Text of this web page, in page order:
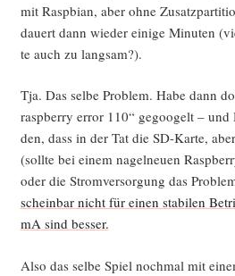
mit Raspbi­an, aber ohne
dau­ert dann wie­der eini­ge Minu­ten
te auch zu langsam?).
Tja. Das sel­be Pro­blem. Habe dann
raspber­ry error 110“ gegoo­gelt –
den, dass in der Tat die SD-Kar­te,
(soll­te bei einem nagel­neu­en
oder die Strom­ver­sor­gung das
schein­bar nicht für einen sta­bi­len
mA sind besser.
Also das sel­be Spiel noch­mal mit